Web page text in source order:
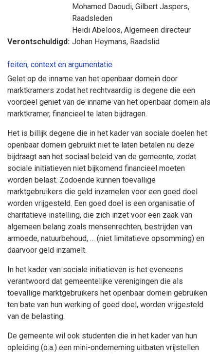
Mohamed Daoudi, Gilbert Jaspers,
Raadsleden
Heidi Abeloos, Algemeen directeur
Verontschuldigd: Johan Heymans, Raadslid
feiten, context en argumentatie
Gelet op de inname van het openbaar domein door
marktkramers zodat het rechtvaardig is degene die een
voordeel geniet van de inname van het openbaar domein als
marktkramer, financieel te laten bijdragen.
Het is billijk degene die in het kader van sociale doelen het
openbaar domein gebruikt niet te laten betalen nu deze
bijdraagt aan het sociaal beleid van de gemeente, zodat
sociale initiatieven niet bijkomend financieel moeten
worden belast. Zodoende kunnen toevallige
marktgebruikers die geld inzamelen voor een goed doel
worden vrijgesteld. Een goed doel is een organisatie of
charitatieve instelling, die zich inzet voor een zaak van
algemeen belang zoals mensenrechten, bestrijden van
armoede, natuurbehoud, … (niet limitatieve opsomming) en
daarvoor geld inzamelt.
In het kader van sociale initiatieven is het eveneens
verantwoord dat gemeentelijke verenigingen die als
toevallige marktgebruikers het openbaar domein gebruiken
ten bate van hun werking of goed doel, worden vrijgesteld
van de belasting.
De gemeente wil ook studenten die in het kader van hun
opleiding (o.a.) een mini-onderneming uitbaten vrijstellen